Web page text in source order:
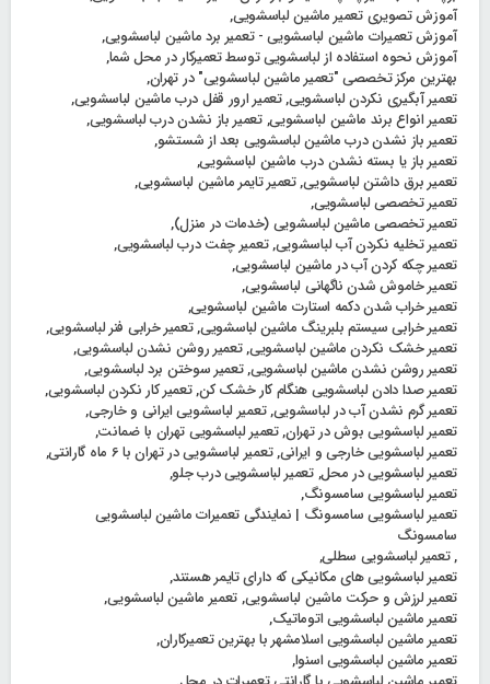
آموزش تصویری تعمیر ماشین لباسشویی,
آموزش تعمیرات ماشین لباسشویی - تعمیر برد ماشین لباسشویی,
آموزش نحوه استفاده از لباسشویی توسط تعمیرکار در محل شما,
بهترین مرکز تخصصی "تعمیر ماشین لباسشویی" در تهران,
تعمیر آبگیری نکردن لباسشویی,تعمیر ارور قفل درب ماشین لباسشویی,
تعمیر انواع برند ماشین لباسشویی,تعمیر باز نشدن درب لباسشویی,
تعمیر باز نشدن درب ماشین لباسشویی بعد از شستشو,
تعمیر باز یا بسته نشدن درب ماشین لباسشویی,
تعمیر برق داشتن لباسشویی,تعمیر تایمر ماشین لباسشویی,
تعمیر تخصصی لباسشویی,
تعمیر تخصصی ماشین لباسشویی (خدمات در منزل),
تعمیر تخلیه نکردن آب لباسشویی,تعمیر چفت درب لباسشویی,
تعمیر چکه کردن آب در ماشین لباسشویی,
تعمیر خاموش شدن ناگهانی لباسشویی,
تعمیر خراب شدن دکمه استارت ماشین لباسشویی,
تعمیر خرابی سیستم بلبرینگ ماشین لباسشویی,تعمیر خرابی فنر لباسشویی,
تعمیر خشک نکردن ماشین لباسشویی,تعمیر روشن نشدن لباسشویی,
تعمیر روشن نشدن ماشین لباسشویی,تعمیر سوختن برد لباسشویی,
تعمیر صدا دادن لباسشویی هنگام کار خشک کن,تعمیر کار نکردن لباسشویی,
تعمیر گرم نشدن آب در لباسشویی,تعمیر لباسشویی ایرانی و خارجی,
تعمیر لباسشویی بوش در تهران,تعمیر لباسشویی تهران با ضمانت,
تعمیر لباسشویی خارجی و ایرانی,تعمیر لباسشویی در تهران با 6 ماه گارانتی
,
تعمیر لباسشویی در محل,تعمیر لباسشویی درب جلو,
تعمیر لباسشویی سامسونگ,
تعمیر لباسشویی سامسونگ | نمایندگی تعمیرات ماشین لباسشویی
سامسونگ
,تعمیر لباسشویی سطلی,
تعمیر لباسشویی های مکانیکی که دارای تایمر هستند,
تعمیر لرزش و حرکت ماشین لباسشویی,تعمیر ماشین لباسشویی,
تعمیر ماشین لباسشویی اتوماتیک,
تعمیر ماشین لباسشویی اسلامشهر با بهترین تعمیرکاران,
تعمیر ماشین لباسشویی اسنوا,